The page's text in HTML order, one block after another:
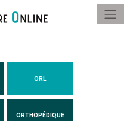
ORL
ORTHOPÉDIQUE